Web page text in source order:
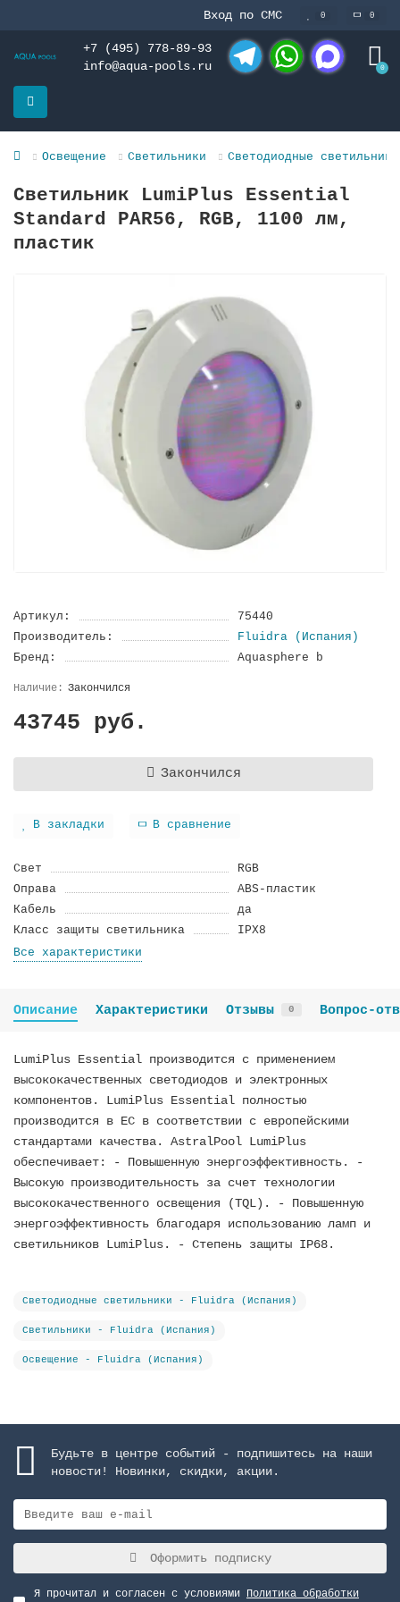
Вход по СМС 0 0
+7 (495) 778-89-93
info@aqua-pools.ru
0
Освещение Светильники Светодиодные светильники
Светильник LumiPlus Essential
Standard PAR56, RGB, 1100 лм,
пластик
Артикул:
75440
Производитель:
Fluidra (Испания)
Бренд:
Aquasphere b
Закончился
43745 руб.
Закончился
В закладки В сравнение
Cвeт
RGB
Oправa
ABS-пластик
Кaбeль
да
Класс защиты светильника
IPX8
Все характеристики
Описание Характеристики Отзывы 0 Вопрос-
LumiPlus Essential производится с применением
высококачественных светодиодов и электронных
компонентов. LumiPlus Essential полностью
производится в ЕС в соответствии с европейскими
стандартами качества. AstralPool LumiPlus
обеспечивает: - Повышенную энергоэффективность. -
Высокую производительность за счет технологии
высококачественного освещения (TQL). - Повышенную
энергоэффективность благодаря использованию ламп и
светильников LumiPlus. - Степень защиты IP68.
Светодиодные светильники - Fluidra (Испания)
Светильники - Fluidra (Испания)
Освещение - Fluidra (Испания)
Будьте в центре событий - подпишитесь на наши
новости! Новинки, скидки, акции.
Оформить подписку
Я прочитал и согласен с условиями Политика обработки